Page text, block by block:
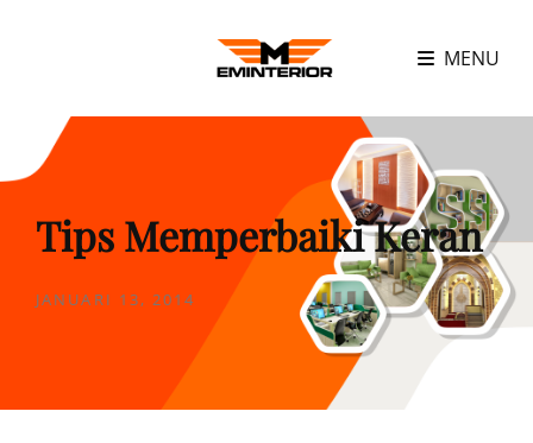
MENU
Tips Memperbaiki Keran
POSTED
JANUARI 13, 2014